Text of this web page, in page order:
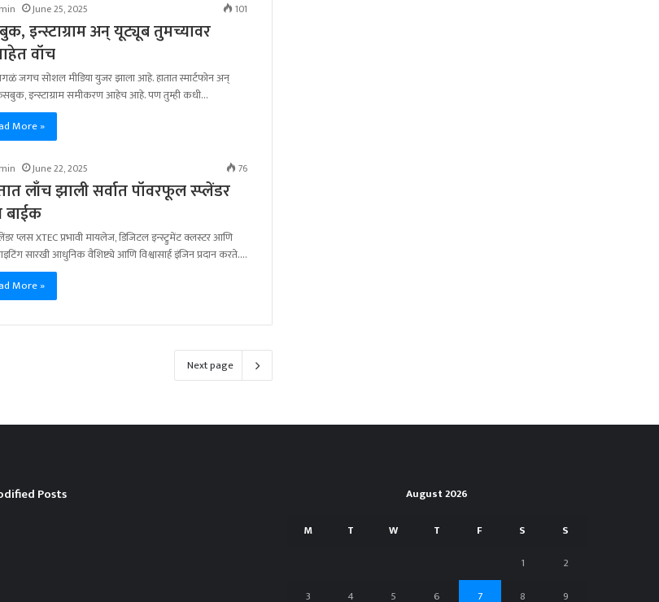
June 25, 2025 101
इन्स्टाग्राम अन् यूट्यूब तुमच्यावर
वॉच
जगच सोशल मीडिया युजर झाला आहे. हातात स्मार्टफोन अन्
इन्स्टाग्राम समीकरण आहेच आहे. पण तुम्ही कधी…
More »
June 22, 2025 76
लाँच झाली सर्वात पॉवरफूल स्प्लेंडर
बाईक
प्लस XTEC प्रभावी मायलेज, डिजिटल इन्स्ट्रुमेंट क्लस्टर आणि
सारखी आधुनिक वैशिष्ट्ये आणि विश्वासार्ह इंजिन प्रदान करते.…
More »
Next page
Posts August 2026
M T W T F S
S
1
2
3
4 5 6 7 8 9